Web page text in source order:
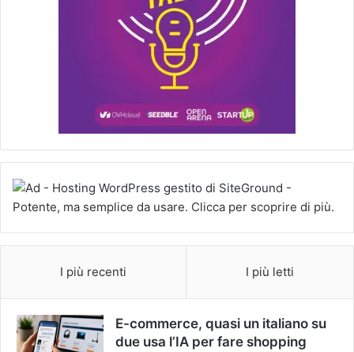
I più recenti I più letti
E-commerce, quasi un italiano su
due usa l’IA per fare shopping